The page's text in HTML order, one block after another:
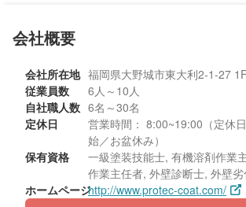
会社概要
会社所在地 福岡県大野城市東大利2-1-27 1F
従業員数
6人～10人
自社職人数 6名～30名
定休日
営業時間： 8:00~19:00（定休
始／お盆休み）
保有資格
一級塗装技能士, 有機溶剤作業
作業主任者, 外壁診断士, 外壁
ホームページhttp://www.protec-coat.com/